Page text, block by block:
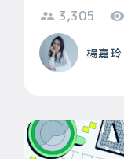
3,305
楊嘉玲